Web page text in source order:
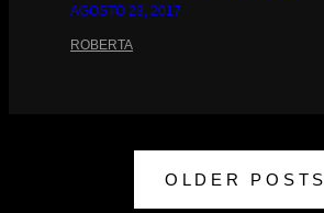
AGOSTO 23, 2017
ROBERTA
OLDER POSTS